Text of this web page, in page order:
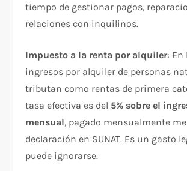
tiempo de gestionar pagos,
relaciones con inquilinos.
Impuesto a la renta por alquiler: En
ingresos por alquiler de personas
tributan como rentas de primera
tasa efectiva es del 5% sobre el
mensual, pagado mensualmente
declaración en SUNAT. Es un gasto
puede ignorarse.